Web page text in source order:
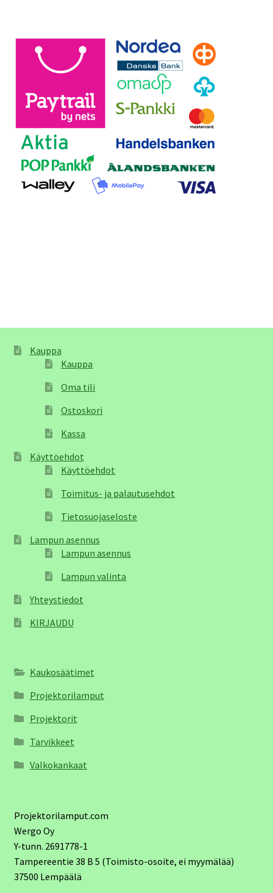
Kauppa
Kauppa
Oma tili
Ostoskori
Kassa
Käyttöehdot
Käyttöehdot
Toimitus- ja palautusehdot
Tietosuojaseloste
Lampun asennus
Lampun asennus
Lampun valinta
Yhteystiedot
KIRJAUDU
Kaukosäätimet
Projektorilamput
Projektorit
Tarvikkeet
Valkokankaat
Projektorilamput.com
Wergo Oy
Y-tunn. 2691778-1
Tampereentie 38 B 5 (Toimisto-osoite, ei myymälää)
37500 Lempäälä